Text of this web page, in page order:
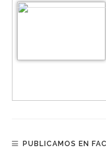
PUBLICAMOS EN